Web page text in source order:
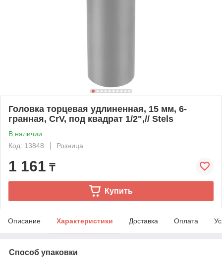
Головка торцевая удлиненная, 15 мм, 6-
гранная, CrV, под квадрат 1/2",// Stels
В наличии
Код: 13848
Розница
1 161 ₸
Купить
Описание Характеристики Доставка Оплата
Способ упаковки